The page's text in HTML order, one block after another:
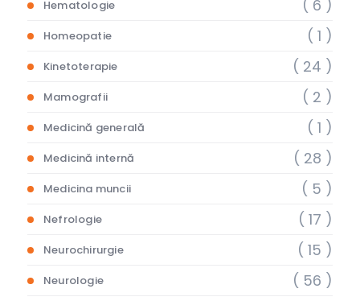
Hematologie ( 6 )
Homeopatie ( 1 )
Kinetoterapie ( 24 )
Mamografii ( 2 )
Medicină generală ( 1 )
Medicină internă ( 28 )
Medicina muncii ( 5 )
Nefrologie ( 17 )
Neurochirurgie ( 15 )
Neurologie ( 56 )